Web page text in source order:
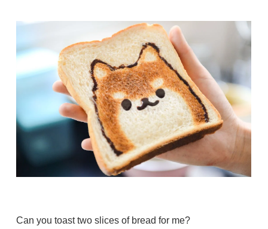
Can you toast two slices of bread for me?